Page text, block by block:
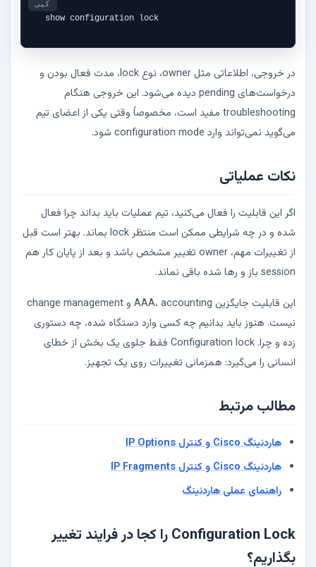
show configuration lock
کپی
در خروجی، اطلاعاتی مثل owner، نوع lock، مدت فعال بودن و
درخواست‌های pending دیده می‌شود. این خروجی هنگام
troubleshooting مفید است، مخصوصاً وقتی یکی از اعضای تیم
می‌گوید نمی‌تواند وارد configuration mode شود.
نکات عملیاتی
اگر این قابلیت را فعال می‌کنید، تیم عملیات باید بداند چرا فعال
شده و در چه شرایطی ممکن است منتظر lock بماند. بهتر است قبل
از تغییرات مهم، owner تغییر مشخص باشد و بعد از پایان کار هم
session باز و رها شده باقی نماند.
این قابلیت جایگزین AAA، accounting و change management
نیست. هنوز باید بدانیم چه کسی وارد دستگاه شده، چه دستوری
زده و چرا. Configuration lock فقط جلوی یک بخش از خطای
انسانی را می‌گیرد: همزمانی تغییرات روی یک تجهیز.
مطالب مرتبط
هاردنینگ Cisco و کنترل IP Options
هاردنینگ Cisco و کنترل IP Fragments
راهنمای عملی هاردنینگ
Configuration Lock را کجا در فرایند تغییر
بگذاریم؟